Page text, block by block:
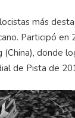
más
Participó en
(China), donde
de Pista de